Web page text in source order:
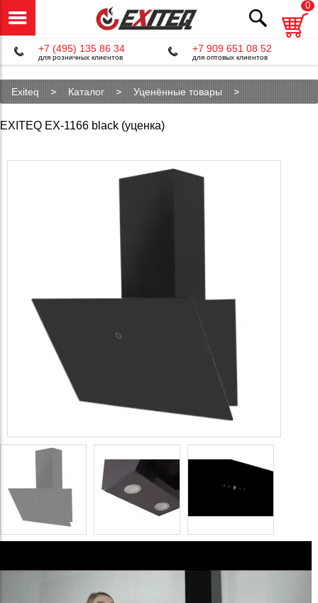
0
+7 (495) 135 86 34
для розничных клиентов
+7 909 651 08 52
для оптовых клиентов
Exiteq Каталог
Уценённые товары
EXITEQ EX-1166 black (уценка)